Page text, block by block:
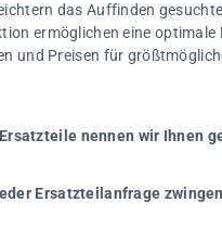
das Auffinden
ermöglichen eine optimale
und Preisen für
nennen wir Ihnen
Ersatzteilanfrage